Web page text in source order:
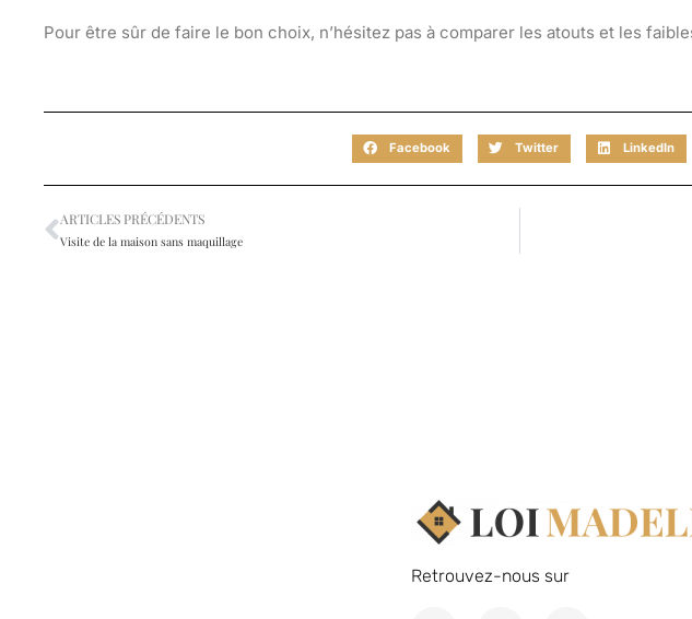
Pour être sûr de faire le bon choix, n’hésitez pas à comparer les atouts et les
Facebook Twitter LinkedIn
ARTICLES PRÉCÉDENTS
Visite de la maison sans maquillage
Retrouvez-nous sur